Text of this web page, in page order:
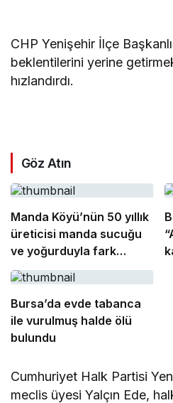
CHP Yenişehir İlçe
beklentilerini yerine
hızlandırdı.
Göz Atın
Manda Köyü’nün 50 yıllık
üreticisi manda sucuğu
ve yoğurduyla fark
oluşturdu
Bursa’da evde tabanca
ile vurulmuş halde ölü
bulundu
Cumhuriyet Halk Partisi
meclis üyesi Yalçın Ede,